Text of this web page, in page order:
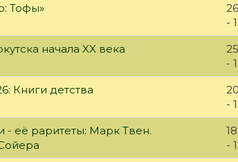
Тофы»
-
начала XX века
-
Книги детства
-
- её раритеты: Марк Твен.
-